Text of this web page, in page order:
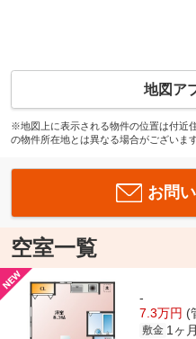
地図ア
※地図上に表示される物件の位置は付近
の物件所在地とは異なる場合がございます
お問
空室一覧
-
7.3万円 (
敷金 1ヶ月